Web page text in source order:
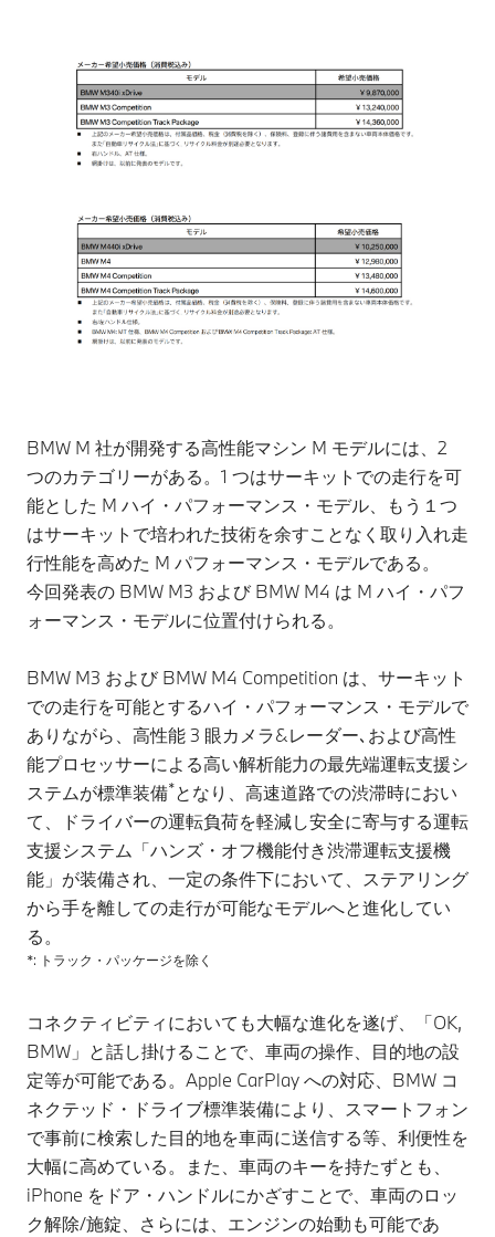
BMW M 社が開発する高性能マシン M モデルには、2
つのカテゴリーがある。1 つはサーキットでの走行を可
能とした M ハイ・パフォーマンス・モデル、もう１つ
はサーキットで培われた技術を余すことなく取り入れ走
行性能を高めた M パフォーマンス・モデルである。
今回発表の BMW M3 および BMW M4 は M ハイ・パフ
ォーマンス・モデルに位置付けられる。
BMW M3 および BMW M4 Competition は、サーキット
での走行を可能とするハイ・パフォーマンス・モデルで
ありながら、高性能 3 眼カメラ&レーダー､および高性
能プロセッサーによる高い解析能力の最先端運転支援シ
ステムが標準装備*となり、高速道路での渋滞時におい
て、ドライバーの運転負荷を軽減し安全に寄与する運転
支援システム「ハンズ・オフ機能付き渋滞運転支援機
能」が装備され、一定の条件下において、ステアリング
から手を離しての走行が可能なモデルへと進化してい
る。
*: トラック・パッケージを除く
コネクティビティにおいても大幅な進化を遂げ、「OK,
BMW」と話し掛けることで、車両の操作、目的地の設
定等が可能である。Apple CarPlay への対応、BMW コ
ネクテッド・ドライブ標準装備により、スマートフォン
で事前に検索した目的地を車両に送信する等、利便性を
大幅に高めている。また、車両のキーを持たずとも、
iPhone をドア・ハンドルにかざすことで、車両のロッ
ク解除/施錠、さらには、エンジンの始動も可能であ